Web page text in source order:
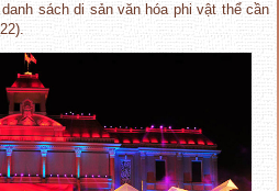
sách di sản văn hóa phi vật thể cần